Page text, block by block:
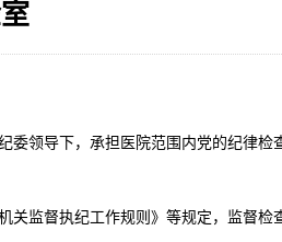
揭阳市人民医
2026-07-23 揭阳市人民医
委领导下， 承担医院范围内党的纪律检
关监督执纪工作规则》等规定，监督检